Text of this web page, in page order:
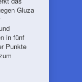
Gluza
in fünf
Punkte